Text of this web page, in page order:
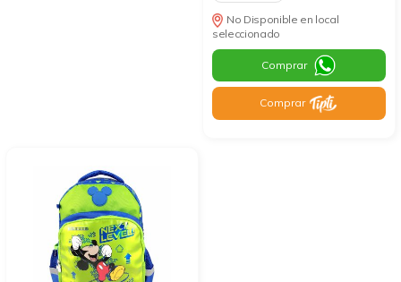
No Disponible en local
seleccionado
Comprar
Comprar